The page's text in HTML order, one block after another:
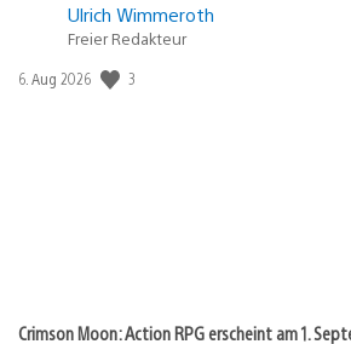
Ulrich Wimmeroth
Freier Redakteur
Veröffentlichungsdatum:
6. Aug 2026 3
Crimson Moon: Action RPG erscheint am 1.